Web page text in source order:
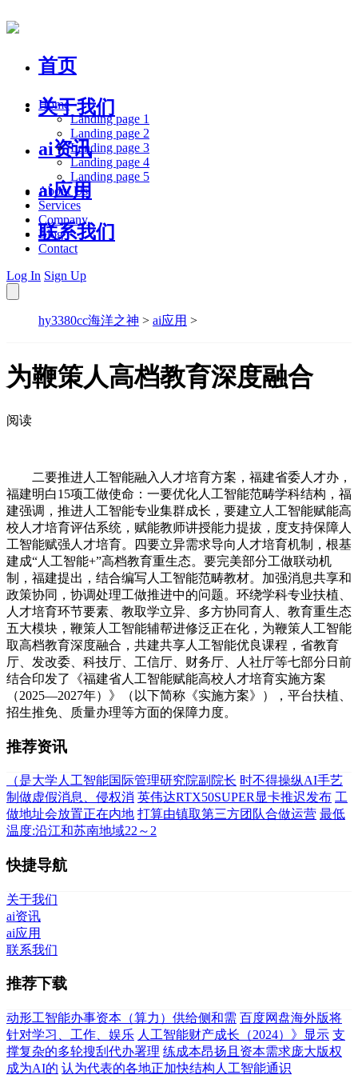
首页
关于我们
ai资讯
ai应用
联系我们
Home
Landing page 1
Landing page 2
Landing page 3
Landing page 4
Landing page 5
About Us
Services
Company
Blog
Contact
Log In Sign Up
hy3380cc海洋之神 > ai应用 >
为鞭策人高档教育深度融合
阅读
二要推进人工智能融入人才培育方案，福建省委人才办，
福建明白15项工做使命：一要优化人工智能范畴学科结构，福
建强调，推进人工智能专业集群成长，要建立人工智能赋能高
校人才培育评估系统，赋能教师讲授能力提拔，度支持保障人
工智能赋强人才培育。四要立异需求导向人才培育机制，根基
建成“人工智能+”高档教育重生态。要完美部分工做联动机
制，福建提出，结合编写人工智能范畴教材。加强消息共享和
政策协同，协调处理工做推进中的问题。环绕学科专业扶植、
人才培育环节要素、教取学立异、多方协同育人、教育重生态
五大模块，鞭策人工智能辅帮进修泛正在化，为鞭策人工智能
取高档教育深度融合，共建共享人工智能优良课程，省教育
厅、发改委、科技厅、工信厅、财务厅、人社厅等七部分日前
结合印发了《福建省人工智能赋能高校人才培育实施方案
（2025—2027年）》（以下简称《实施方案》），平台扶植、
招生推免、质量办理等方面的保障力度。
推荐资讯
（是大学人工智能国际管理研究院副院长 时不得操纵AI手艺
制做虚假消息、侵权消 英伟达RTX50SUPER显卡推迟发布 工
做地址会放置正在内地 打算由镇取第三方团队合做运营 最低
温度:沿江和苏南地域22～2
快捷导航
关于我们
ai资讯
ai应用
联系我们
推荐下载
动形工智能办事资本（算力）供给侧和需 百度网盘海外版将
针对学习、工作、娱乐 人工智能财产成长（2024）》显示 支
撑复杂的多轮搜刮代办署理 练成本昂扬且资本需求庞大版权
成为AI的 认为代表的各地正加快结构人工智能通识